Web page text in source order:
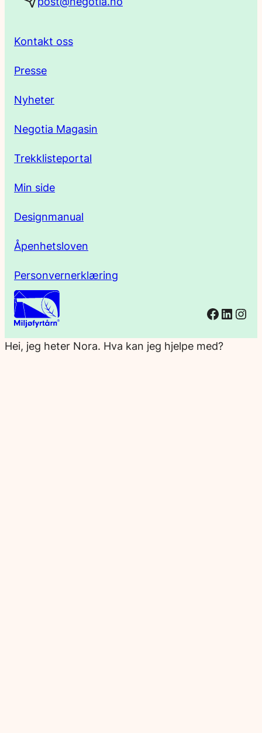
Kontakt oss
Presse
Nyheter
Negotia Magasin
Trekklisteportal
Min side
Designmanual
Åpenhetsloven
Personvernerklæring
Hei, jeg heter Nora. Hva kan jeg hjelpe med?